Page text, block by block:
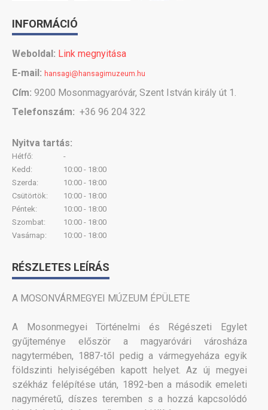
INFORMÁCIÓ
Weboldal: Link megnyitása
E-mail: hansagi@hansagimuzeum.hu
Cím: 9200 Mosonmagyaróvár, Szent István király út 1.
Telefonszám: +36 96 204 322
Nyitva tartás:
Hétfő:
-
Kedd:
10:00 - 18:00
Szerda:
10:00 - 18:00
Csütörtök:
10:00 - 18:00
Péntek:
10:00 - 18:00
Szombat:
10:00 - 18:00
Vasárnap:
10:00 - 18:00
RÉSZLETES LEÍRÁS
A MOSONVÁRMEGYEI MÚZEUM ÉPÜLETE
A Mosonmegyei Történelmi és Régészeti Egylet
gyűjteménye először a magyaróvári városháza
nagytermében, 1887-től pedig a vármegyeháza egyik
földszinti helyiségében kapott helyet. Az új megyei
székház felépítése után, 1892-ben a második emeleti
nagyméretű, díszes teremben s a hozzá kapcsolódó